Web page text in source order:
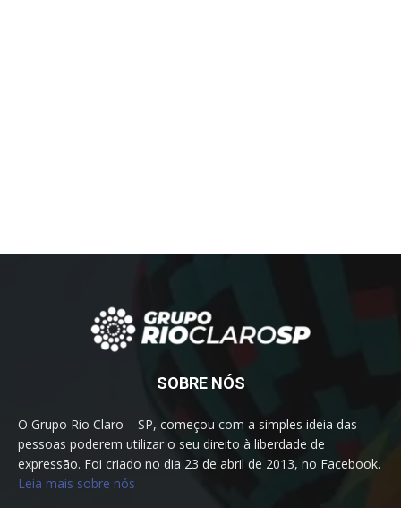
SOBRE NÓS
O Grupo Rio Claro – SP, começou com a simples ideia das
pessoas poderem utilizar o seu direito à liberdade de
expressão. Foi criado no dia 23 de abril de 2013, no Facebook.
Leia mais sobre nós